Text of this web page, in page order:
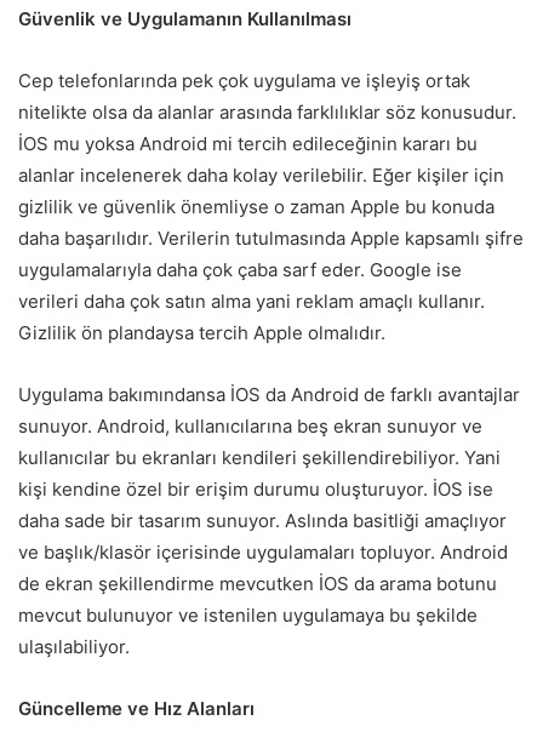
Güvenlik ve Uygulamanın Kullanılması
Cep telefonlarında pek çok uygulama ve işleyiş ortak
nitelikte olsa da alanlar arasında farklılıklar söz konusudur.
İOS mu yoksa Android mi tercih edileceğinin kararı bu
alanlar incelenerek daha kolay verilebilir. Eğer kişiler için
gizlilik ve güvenlik önemliyse o zaman Apple bu konuda
daha başarılıdır. Verilerin tutulmasında Apple kapsamlı şifre
uygulamalarıyla daha çok çaba sarf eder. Google ise
verileri daha çok satın alma yani reklam amaçlı kullanır.
Gizlilik ön plandaysa tercih Apple olmalıdır.
Uygulama bakımındansa İOS da Android de farklı avantajlar
sunuyor. Android, kullanıcılarına beş ekran sunuyor ve
kullanıcılar bu ekranları kendileri şekillendirebiliyor. Yani
kişi kendine özel bir erişim durumu oluşturuyor. İOS ise
daha sade bir tasarım sunuyor. Aslında basitliği amaçlıyor
ve başlık/klasör içerisinde uygulamaları topluyor. Android
de ekran şekillendirme mevcutken İOS da arama botunu
mevcut bulunuyor ve istenilen uygulamaya bu şekilde
ulaşılabiliyor.
Güncelleme ve Hız Alanları